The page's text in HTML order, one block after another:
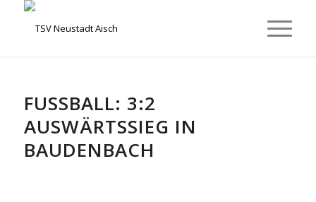
FUSSBALL: 3:2 A
USWÄRTSSIEG IN B
AUDENBACH